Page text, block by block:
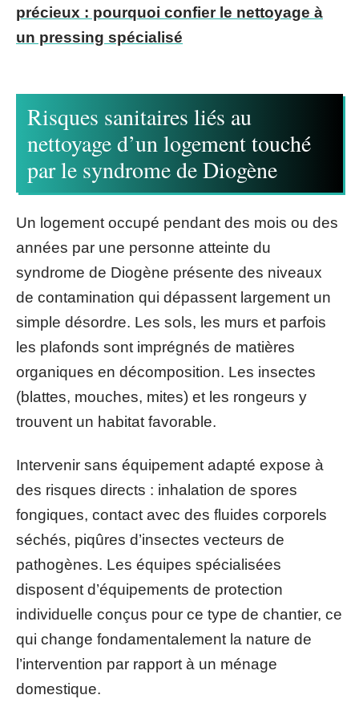
précieux : pourquoi confier le nettoyage à
un pressing spécialisé
Risques sanitaires liés au
nettoyage d’un logement touché
par le syndrome de Diogène
Un logement occupé pendant des mois ou des
années par une personne atteinte du
syndrome de Diogène présente des niveaux
de contamination qui dépassent largement un
simple désordre. Les sols, les murs et parfois
les plafonds sont imprégnés de matières
organiques en décomposition. Les insectes
(blattes, mouches, mites) et les rongeurs y
trouvent un habitat favorable.
Intervenir sans équipement adapté expose à
des risques directs : inhalation de spores
fongiques, contact avec des fluides corporels
séchés, piqûres d’insectes vecteurs de
pathogènes. Les équipes spécialisées
disposent d’équipements de protection
individuelle conçus pour ce type de chantier, ce
qui change fondamentalement la nature de
l’intervention par rapport à un ménage
domestique.